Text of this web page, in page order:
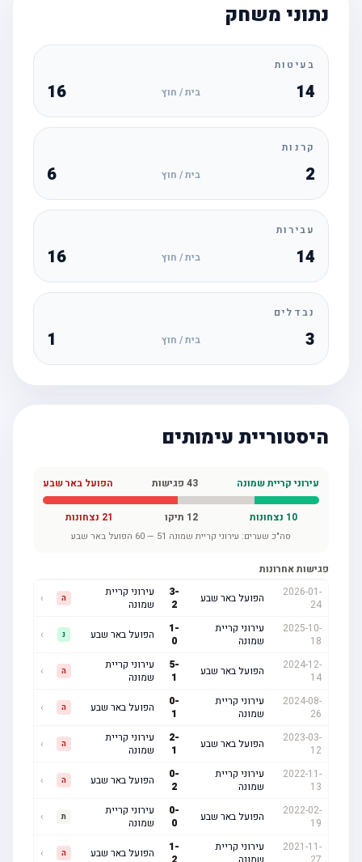
נתוני משחק
בעיטות
14 בית / חוץ 16
קרנות
בית / חוץ
עבירות
14 בית / חוץ 16
נבדלים
בית / חוץ
היסטוריית עימותים
עירוני קריית שמונה 43פגישות הפועל באר שבע
10נצחונות 12תיקו נצחונות
סה"כ שערים:עירוני קריית שמונה 51
—
60 הפועל באר שבע
פגישות אחרונות
2026-01-
24
הפועל באר שבע
עירוני קריית
שמונה
2025-10-
עירוני קריית
שמונה
הפועל באר שבע
2024-12-
14
הפועל באר שבע
עירוני קריית
שמונה
2024-08-
עירוני קריית
שמונה
הפועל באר שבע
2023-03-
12
הפועל באר שבע
עירוני קריית
שמונה
2022-11-
עירוני קריית
שמונה
הפועל באר שבע
2022-02-
הפועל באר שבע
עירוני קריית
שמונה
2021-11-
עירוני קריית
הפועל באר שבע